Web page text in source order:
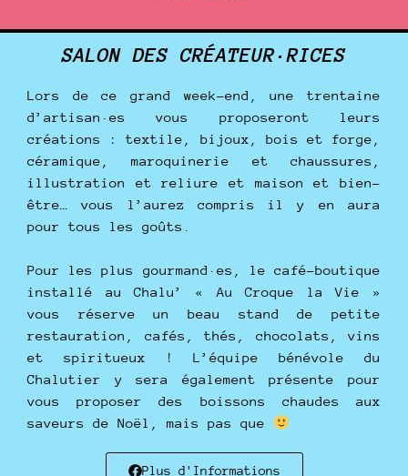
SALON DES CRÉATEUR·RICES
Lors de ce grand week-end, une trentaine
d’artisan·es vous proposeront leurs
créations : textile, bijoux, bois et forge,
céramique, maroquinerie et chaussures,
illustration et reliure et maison et bien-
être… vous l’aurez compris il y en aura
pour tous les goûts.
Pour les plus gourmand·es, le café-boutique
installé au Chalu’ « Au Croque la Vie »
vous réserve un beau stand de petite
restauration, cafés, thés, chocolats, vins
et spiritueux ! L’équipe bénévole du
Chalutier y sera également présente pour
vous proposer des boissons chaudes aux
saveurs de Noël, mais pas que
Plus d'Informations